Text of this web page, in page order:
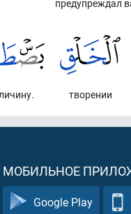
предупреждал
творении
МОБИЛЬНОЕ
Google Play